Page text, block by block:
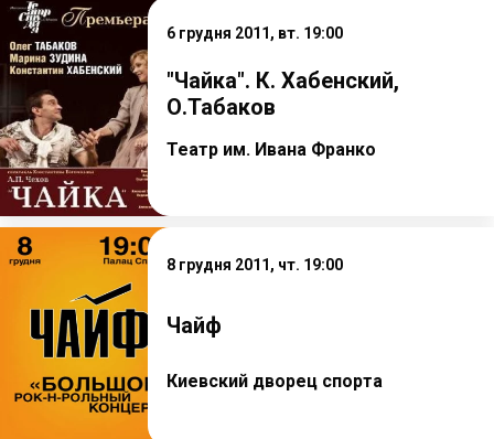
6 грудня 2011, вт. 19:00
"Чайка". К. Хабенский,
О.Табаков
Театр им. Ивана Франко
8 грудня 2011, чт. 19:00
Чайф
Киевский дворец спорта